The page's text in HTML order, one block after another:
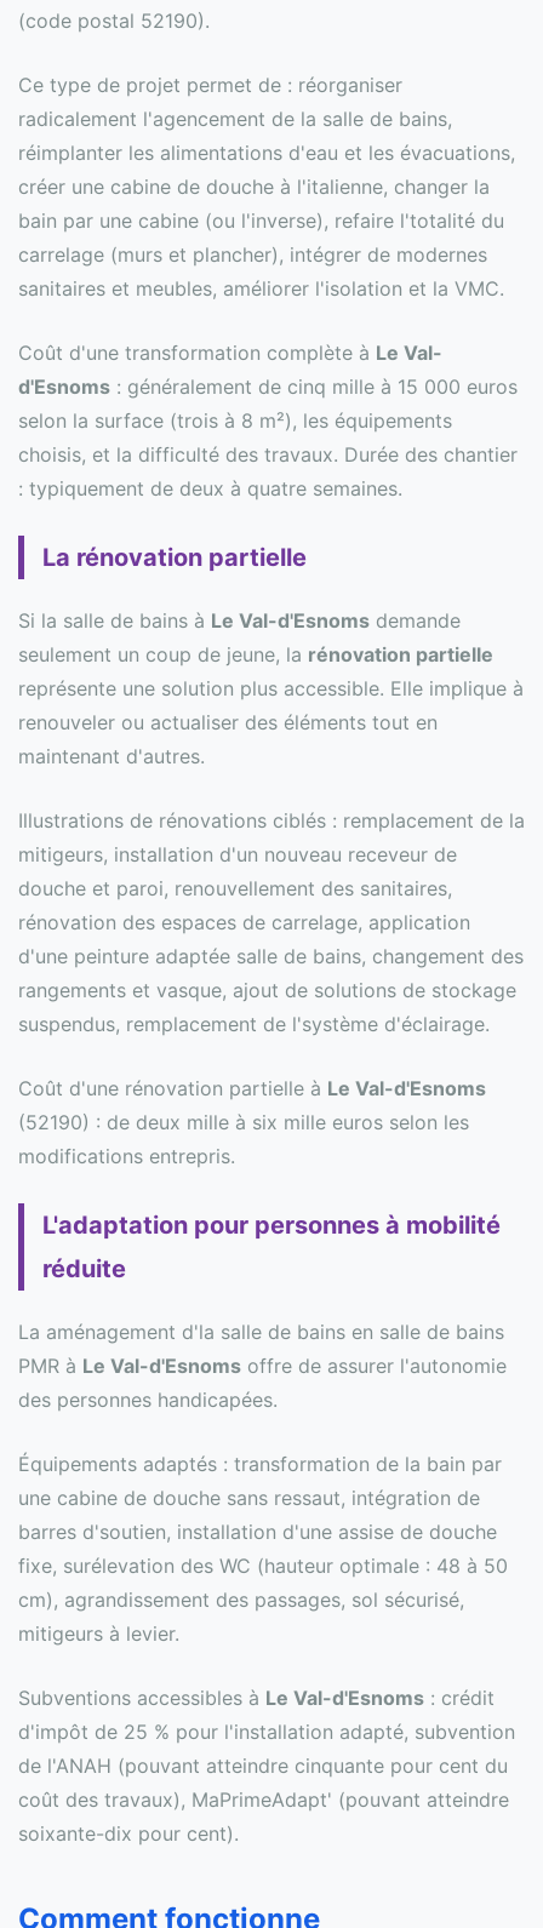
(code postal 52190).
Ce type de projet permet de : réorganiser
radicalement l'agencement de la salle de bains,
réimplanter les alimentations d'eau et les évacuations,
créer une cabine de douche à l'italienne, changer la
bain par une cabine (ou l'inverse), refaire l'totalité du
carrelage (murs et plancher), intégrer de modernes
sanitaires et meubles, améliorer l'isolation et la VMC.
Coût d'une transformation complète à Le Val-
d'Esnoms : généralement de cinq mille à 15 000 euros
selon la surface (trois à 8 m²), les équipements
choisis, et la difficulté des travaux. Durée des chantier
: typiquement de deux à quatre semaines.
La rénovation partielle
Si la salle de bains à Le Val-d'Esnoms demande
seulement un coup de jeune, la rénovation partielle
représente une solution plus accessible. Elle implique à
renouveler ou actualiser des éléments tout en
maintenant d'autres.
Illustrations de rénovations ciblés : remplacement de la
mitigeurs, installation d'un nouveau receveur de
douche et paroi, renouvellement des sanitaires,
rénovation des espaces de carrelage, application
d'une peinture adaptée salle de bains, changement des
rangements et vasque, ajout de solutions de stockage
suspendus, remplacement de l'système d'éclairage.
Coût d'une rénovation partielle à Le Val-d'Esnoms
(52190) : de deux mille à six mille euros selon les
modifications entrepris.
L'adaptation pour personnes à mobilité
réduite
La aménagement d'la salle de bains en salle de bains
PMR à Le Val-d'Esnoms offre de assurer l'autonomie
des personnes handicapées.
Équipements adaptés : transformation de la bain par
une cabine de douche sans ressaut, intégration de
barres d'soutien, installation d'une assise de douche
fixe, surélevation des WC (hauteur optimale : 48 à 50
cm), agrandissement des passages, sol sécurisé,
mitigeurs à levier.
Subventions accessibles à Le Val-d'Esnoms : crédit
d'impôt de 25 % pour l'installation adapté, subvention
de l'ANAH (pouvant atteindre cinquante pour cent du
coût des travaux), MaPrimeAdapt' (pouvant atteindre
soixante-dix pour cent).
Comment fonctionne